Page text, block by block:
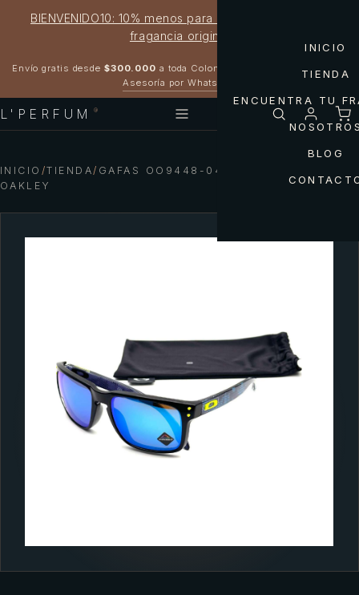
BIENVENIDO10: 10% menos para estrenar tu próxima
fragancia original
Envío gratis desde $300.000 a toda Colombia
Asesoría por WhatsApp
L'PERFUM ®
INICIO
TIENDA
ENCUENTRA TU
BLOG
INICIO /TIENDA/ GAFAS OO9448-04 SYLAS PRIZM
OAKLEY